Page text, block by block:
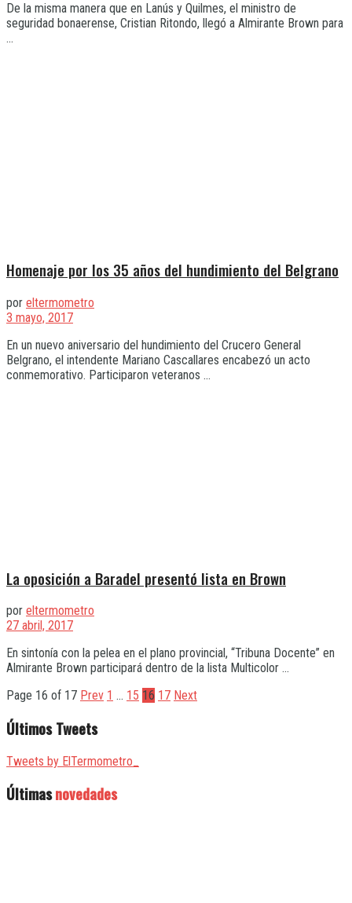
De la misma manera que en Lanús y Quilmes, el ministro de
seguridad bonaerense, Cristian Ritondo, llegó a Almirante Brown para
...
Homenaje por los 35 años del hundimiento del Belgrano
por eltermometro
3 mayo, 2017
En un nuevo aniversario del hundimiento del Crucero General
Belgrano, el intendente Mariano Cascallares encabezó un acto
conmemorativo. Participaron veteranos ...
La oposición a Baradel presentó lista en Brown
por eltermometro
27 abril, 2017
En sintonía con la pelea en el plano provincial, “Tribuna Docente” en
Almirante Brown participará dentro de la lista Multicolor ...
Page 16 of 17 Prev 1 … 15 16 17 Next
Últimos Tweets
Tweets by ElTermometro_
Últimasnovedades